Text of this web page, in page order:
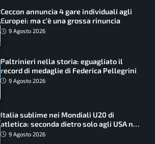
Ceccon annuncia 4 gare individuali agli
Europei: ma c’è una grossa rinuncia
9 Agosto 2026
Paltrinieri nella storia: eguagliato il
record di medaglie di Federica Pellegrini
9 Agosto 2026
Italia sublime nei Mondiali U20 di
atletica: seconda dietro solo agli USA nel
medagliere
9 Agosto 2026